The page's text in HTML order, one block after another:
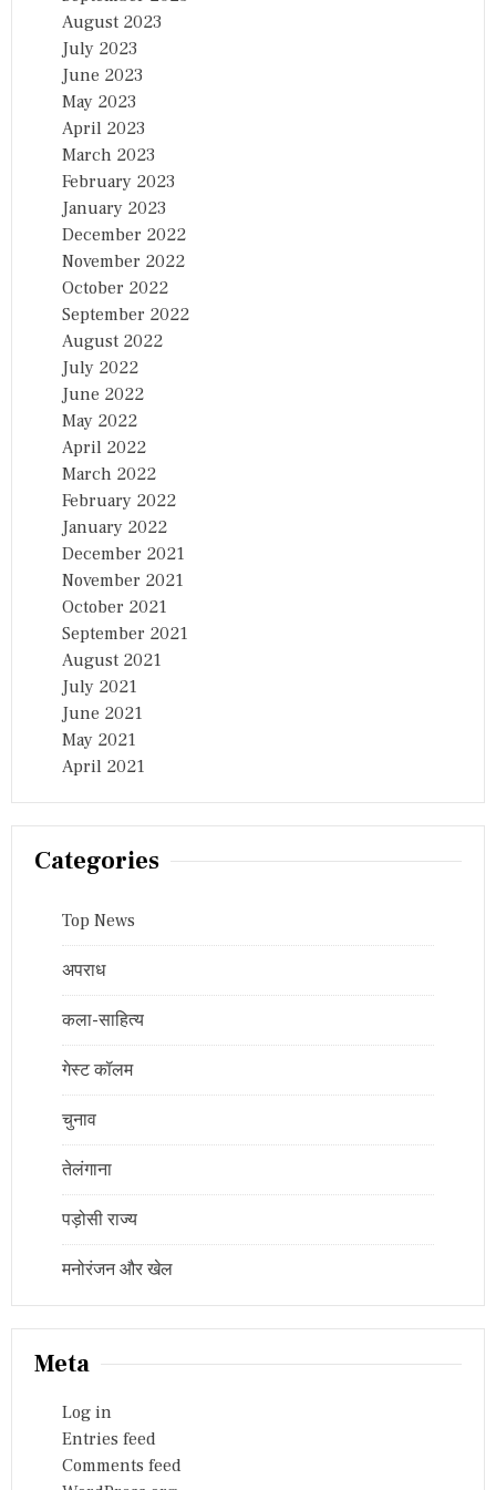
August 2023
July 2023
June 2023
May 2023
April 2023
March 2023
February 2023
January 2023
December 2022
November 2022
October 2022
September 2022
August 2022
July 2022
June 2022
May 2022
April 2022
March 2022
February 2022
January 2022
December 2021
November 2021
October 2021
September 2021
August 2021
July 2021
June 2021
May 2021
April 2021
Categories
Top News
अपराध
कला-साहित्य
गेस्ट कॉलम
चुनाव
तेलंगाना
पड़ोसी राज्य
मनोरंजन और खेल
Meta
Log in
Entries feed
Comments feed